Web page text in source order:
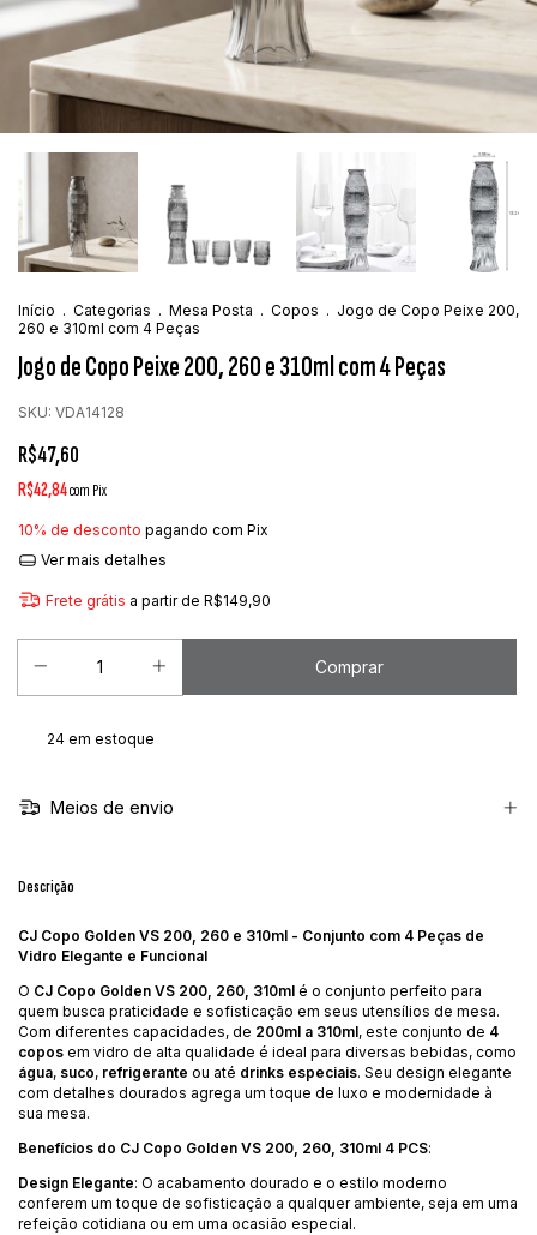
Início . Categorias . Mesa Posta . Copos . Jogo de Copo Peixe 200,
260 e 310ml com 4 Peças
Jogo de Copo Peixe 200, 260 e 310ml com 4 Peças
SKU: VDA14128
R$47,60
R$42,84com Pix
10% de desconto pagando com Pix
Ver mais detalhes
Frete grátis a partir de R$149,90
24em estoque
Meios de envio
Descrição
CJ Copo Golden VS 200, 260 e 310ml - Conjunto com 4 Peças de
Vidro Elegante e Funcional
O CJ Copo Golden VS 200, 260, 310ml é o conjunto perfeito para
quem busca praticidade e sofisticação em seus utensílios de mesa.
Com diferentes capacidades, de 200ml a 310ml, este conjunto de 4
copos em vidro de alta qualidade é ideal para diversas bebidas, como
água, suco, refrigerante ou até drinks especiais. Seu design elegante
com detalhes dourados agrega um toque de luxo e modernidade à
sua mesa.
Benefícios do CJ Copo Golden VS 200, 260, 310ml 4 PCS:
Design Elegante: O acabamento dourado e o estilo moderno
conferem um toque de sofisticação a qualquer ambiente, seja em uma
refeição cotidiana ou em uma ocasião especial.